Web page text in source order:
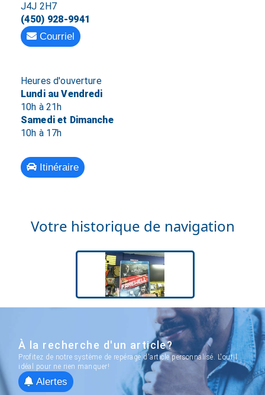
J4J 2H7
(450) 928-9941
Courriel
Heures d'ouverture
Lundi au Vendredi
10h à 21h
Samedi et Dimanche
10h à 17h
Itinéraire
Votre historique de navigation
À la recherche d'un article?
Profitez de notre système de repérage d'article personnalisé. L'outil
idéal pour ne rien manquer!
Alertes